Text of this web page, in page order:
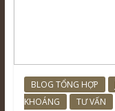
BLOG TỔNG HỢP
KHOÁNG
TƯ VẤN